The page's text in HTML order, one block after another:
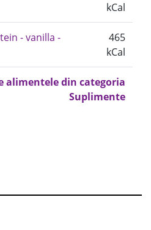
kCal
- vanilla -
465
kCal
alimentele din categoria
Suplimente